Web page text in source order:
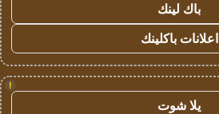
باك لينك
اعلانات باكلينك
!
يلا شوت